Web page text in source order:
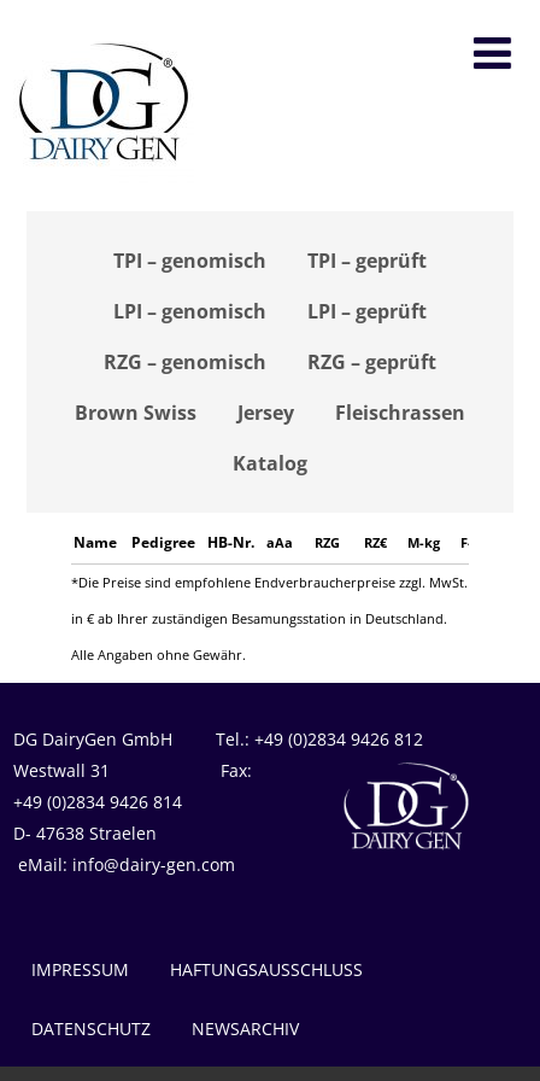
TPI – genomisch
TPI – geprüft
LPI – genomisch
LPI – geprüft
RZG – genomisch
RZG – geprüft
Brown Swiss
Jersey
Fleischrassen
Katalog
Name Pedigree HB-Nr. aAa RZG RZ€ M-kg F-%
*Die Preise sind empfohlene Endverbraucherpreise zzgl. MwSt.
in € ab Ihrer zuständigen Besamungsstation in Deutschland.
Alle Angaben ohne Gewähr.
DG DairyGen GmbH Tel.: +49 (0)2834 9426 812
Westwall 31 Fax:
+49 (0)2834 9426 814
D- 47638 Straelen
eMail: info@dairy-gen.com
IMPRESSUM HAFTUNGSAUSSCHLUSS
DATENSCHUTZ NEWSARCHIV